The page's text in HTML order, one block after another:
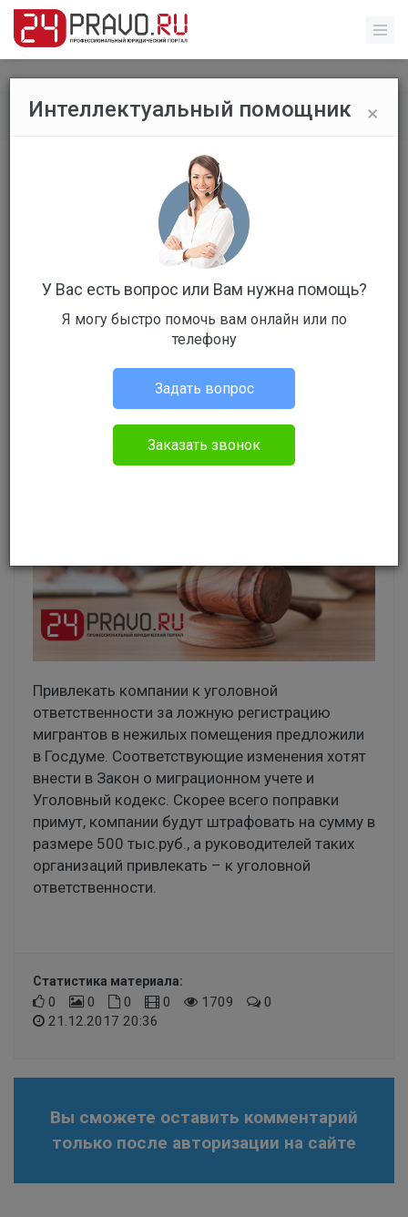
Все публикации / Без указания категории
​Привлекать компании к уголовной
ответственности за ложную
регистрацию мигрантов в нежилых
помещения предложили в Госдуме.
Администрация портала
Без указания категории
Привлекать компании к уголовной
ответственности за ложную регистрацию
мигрантов в нежилых помещения предложили
в Госдуме. Соответствующие изменения хотят
внести в Закон о миграционном учете и
Уголовный кодекс. Скорее всего поправки
примут, компании будут штрафовать на сумму в
размере 500 тыс.руб., а руководителей таких
организаций привлекать – к уголовной
ответственности.
Статистика материала:
0 0 0 0 1709
0
21.12.2017 20:36
Вы сможете оставить комментарий
только после авторизации на сайте
×
Интеллектуальный помощник
У Вас есть вопрос или Вам нужна помощь?
Я могу быстро помочь вам онлайн или по
телефону
Задать вопрос
Заказать звонок